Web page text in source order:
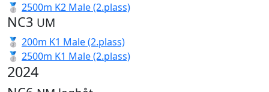
🥈 2500m K2 Male (2.plass)
NC3 UM
🥈 200m K1 Male (2.plass)
🥈 2500m K1 Male (2.plass)
2024